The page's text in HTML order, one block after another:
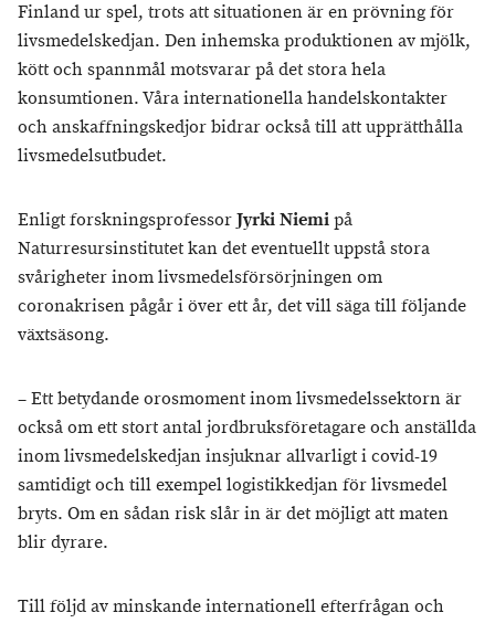
Finland ur spel, trots att situationen är en prövning för
livsmedelskedjan. Den inhemska produktionen av mjölk,
kött och spannmål motsvarar på det stora hela
konsumtionen. Våra internationella handelskontakter
och anskaffningskedjor bidrar också till att upprätthålla
livsmedelsutbudet.
Enligt forskningsprofessorJyrki Niemipå
Naturresursinstitutet kan det eventuellt uppstå stora
svårigheter inom livsmedelsförsörjningen om
coronakrisen pågår i över ett år, det vill säga till följande
växtsäsong.
– Ett betydande orosmoment inom livsmedelssektorn är
också om ett stort antal jordbruksföretagare och anställda
inom livsmedelskedjan insjuknar allvarligt i covid-19
samtidigt och till exempel logistikkedjan för livsmedel
bryts. Om en sådan risk slår in är det möjligt att maten
blir dyrare.
Till följd av minskande internationell efterfrågan och